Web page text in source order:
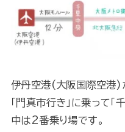
伊丹空港(大阪国際空港)
「門真市行き」に乗って「
中は2番乗り場です。